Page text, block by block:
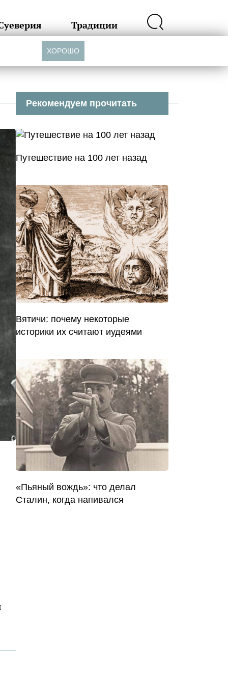
Традиции
Рекомендуем прочитать
Путешествие на 100 лет назад
Вятичи: почему некоторые
историки их считают иудеями
«Пьяный вождь»: что делал
Сталин, когда напивался
ХОРОШО